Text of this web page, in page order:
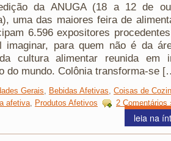
da ANUGA (18 a 12 de
uma das maiores feira de
6.596 expositores
imaginar, para quem não é da
cultura alimentar reunida em
do mundo. Colônia transforma-se
Gerais Bebidas Afetivas Coisas de
afetiva, Produtos Afetivos 2 Comentários
leia na